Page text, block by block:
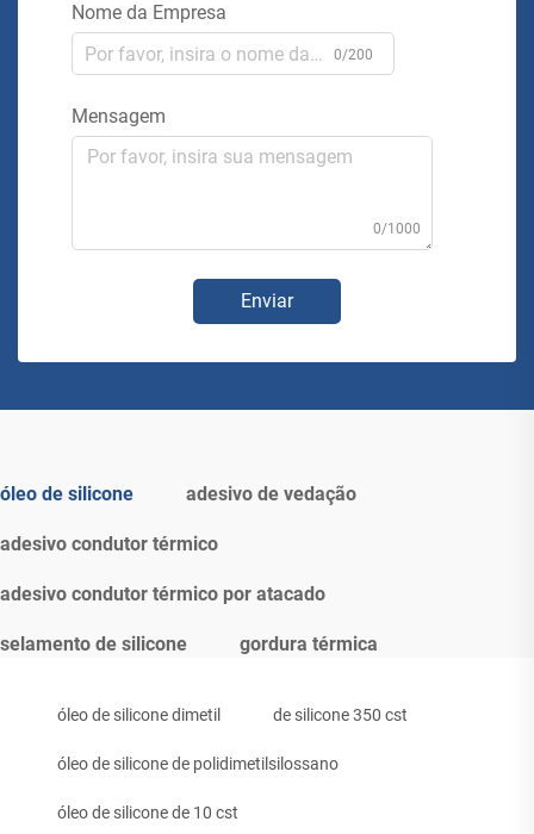
Nome da Empresa
0/200
Mensagem
0/1000
Enviar
óleo de silicone adesivo de vedação
adesivo condutor térmico
adesivo condutor térmico por atacado
selamento de silicone gordura térmica
óleo de silicone dimetil de silicone 350 cst
óleo de silicone de polidimetilsilossano
óleo de silicone de 10 cst